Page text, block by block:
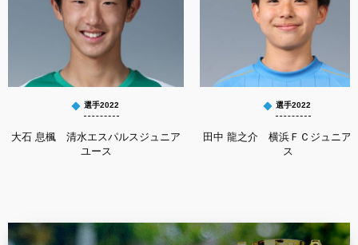
選手2022
大石 息楓 清水エスパルスジュニア
ユース
選手2022
田中 龍之介 横浜ＦＣジュニア
ス